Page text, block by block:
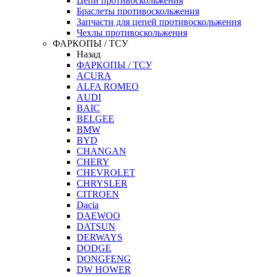
Браслеты противоскольжения
Запчасти для цепей противоскольжения
Чехлы противоскольжения
ФАРКОПЫ / ТСУ
Назад
ФАРКОПЫ / ТСУ
ACURA
ALFA ROMEO
AUDI
BAIC
BELGEE
BMW
BYD
CHANGAN
CHERY
CHEVROLET
CHRYSLER
CITROEN
Dacia
DAEWOO
DATSUN
DERWAYS
DODGE
DONGFENG
DW HOWER